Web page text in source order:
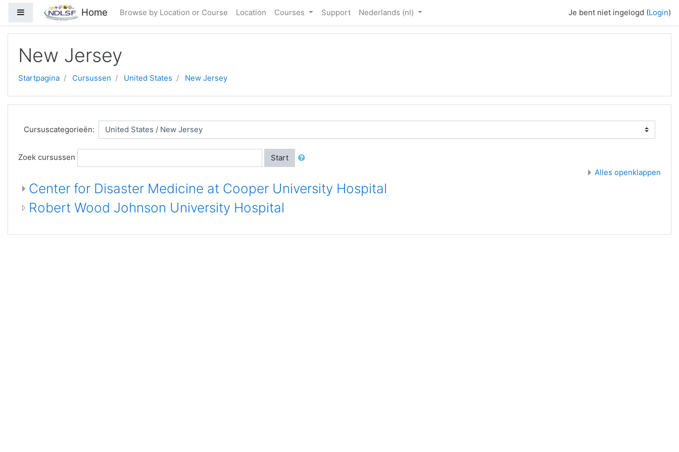
Ga naar hoofdinhoud
Zijpaneel Home Browse by Location or Course Location Courses Support Nederlands ‎(nl)‎ Je bent niet ingelogd (Login)
New Jersey
Startpagina Cursussen United States New Jersey
Cursuscategorieën:
Zoek cursussen
Start
Alles openklappen
Center for Disaster Medicine at Cooper University Hospital
Robert Wood Johnson University Hospital